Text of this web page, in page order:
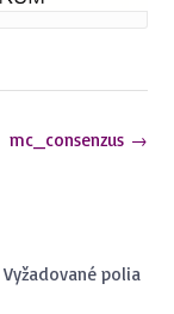
mc_consenzus →
Vyžadované polia